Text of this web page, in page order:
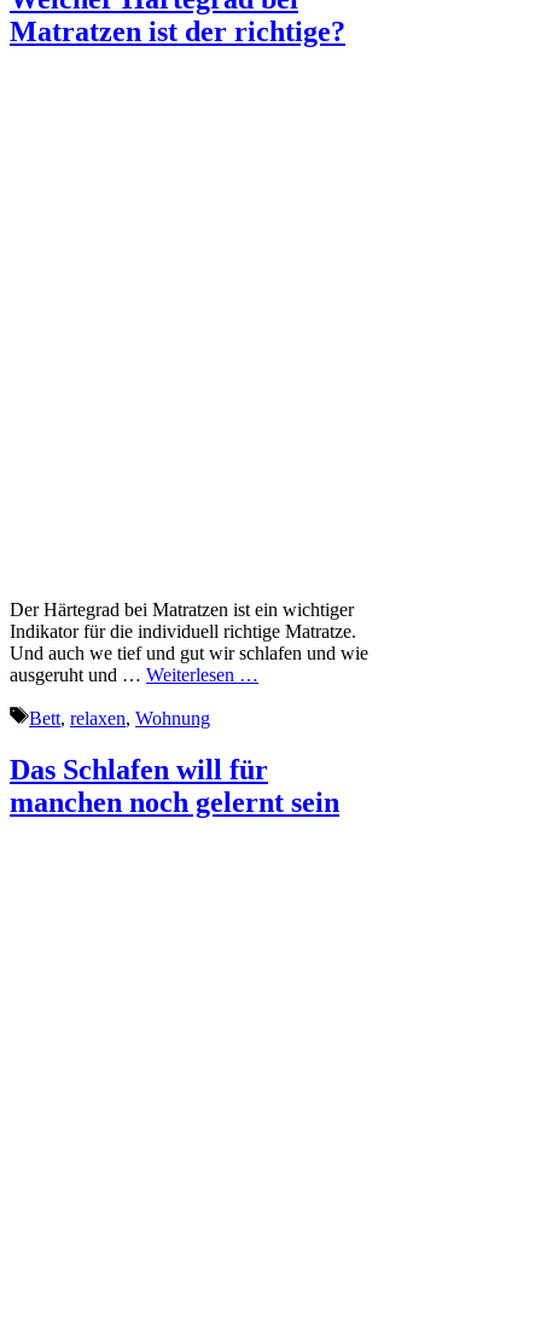
Matratzen ist der richtige?
Der Härtegrad bei Matratzen ist ein wichtiger
Indikator für die individuell richtige Matratze.
Und auch we tief und gut wir schlafen und wie
ausgeruht und … Weiterlesen …
Schlagwörter
Bett, relaxen, Wohnung
Das Schlafen will für
manchen noch gelernt sein